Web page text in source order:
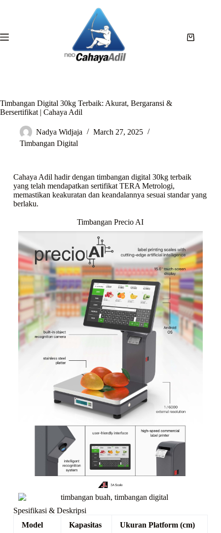
Timbangan Digital 30kg Terbaik: Akurat, Bergaransi &
Bersertifikat | Cahaya Adil
Nadya Widjaja
March 27, 2025
Timbangan Digital
Cahaya Adil hadir dengan timbangan digital 30kg terbaik
yang telah mendapatkan sertifikat TERA Metrologi,
memastikan keakuratan dan keandalannya sesuai standar yang
berlaku.
Timbangan Precio AI
Spesifikasi & Deskripsi
Model
Kapasitas Ukuran Platform (cm)